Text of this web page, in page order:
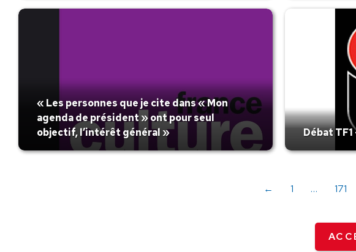
« Les personnes que je cite dans « Mon
agenda de président » ont pour seul
objectif, l’intérêt général »
Débat
← 1 … 171